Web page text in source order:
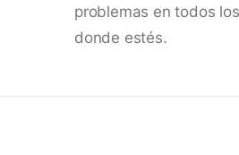
problemas en todos
donde estés.